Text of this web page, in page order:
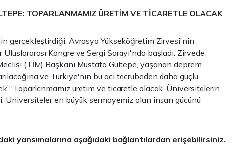
TOPARLANMAMIZ ÜRETİM VE TİCARETLE OLACAK
gerçekleştirdiği, Avrasya Yükseköğretim Zirvesi'nin
Kongre ve Sergi Sarayı'nda başladı. Zirvede
(TİM) Başkanı Mustafa Gültepe, yaşanan deprem
ve Türkiye'nin bu acı tecrübeden daha güçlü
''Toparlanmamız üretim ve ticaretle olacak. Üniversitelerin
Üniversiteler en büyük sermayemiz olan insan gücünü
yansımalarına aşağıdaki bağlantılardan erişebilirsiniz.